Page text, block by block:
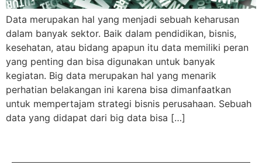
Data merupakan hal yang menjadi sebuah keharusan
dalam banyak sektor. Baik dalam pendidikan, bisnis,
kesehatan, atau bidang apapun itu data memiliki peran
yang penting dan bisa digunakan untuk banyak
kegiatan. Big data merupakan hal yang menarik
perhatian belakangan ini karena bisa dimanfaatkan
untuk mempertajam strategi bisnis perusahaan. Sebuah
data yang didapat dari big data bisa […]